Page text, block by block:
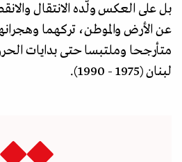
بل على العكس ولّده الانتقال
عن الأرض والموطن، تركهما
متأرجحا وملتبسا حتى بدايات
لبنان (1975 - 1990).